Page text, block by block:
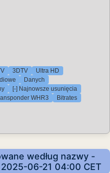
3DTV
Ultra HD
Danych
[-] Najnowsze usunięcia
WHR3 Bitrates
według nazwy -
06-21 04:00 CET